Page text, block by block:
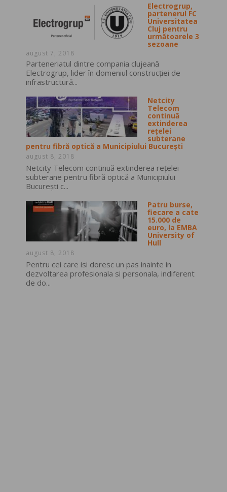
Electrogrup,
partenerul FC
Universitatea
Cluj pentru
următoarele 3
sezoane
august 7, 2018
Parteneriatul dintre compania clujeană
Electrogrup, lider în domeniul construcţiei de
infrastructură...
Netcity
Telecom
continuă
extinderea
rețelei
subterane
pentru fibră optică a Municipiului București
august 8, 2018
Netcity Telecom continuă extinderea rețelei
subterane pentru fibră optică a Municipiului
București c...
Patru burse,
fiecare a cate
15.000 de
euro, la EMBA
University of
Hull
august 8, 2018
Pentru cei care isi doresc un pas inainte in
dezvoltarea profesionala si personala, indiferent
de do...